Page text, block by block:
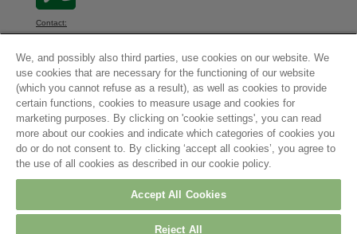
Contact:
Algemene voorwaarden -Privacyverklaring-Cookieinstellingen-
Cookieverklaring
© 2026
Contact
Maatschappelijke zetel:
3012 Leuven
We, and possibly also third parties, use cookies on our website. We
use cookies that are necessary for the functioning of our website
(which you cannot refuse as a result), as well as cookies to provide
certain functions, cookies to measure usage and cookies for
marketing purposes. By clicking on 'cookie settings', you can read
more about our cookies and indicate which categories of cookies you
do or do not consent to. By clicking ‘accept all cookies’, you agree to
the use of all cookies as described in our cookie policy.
Accept All Cookies
Reject All